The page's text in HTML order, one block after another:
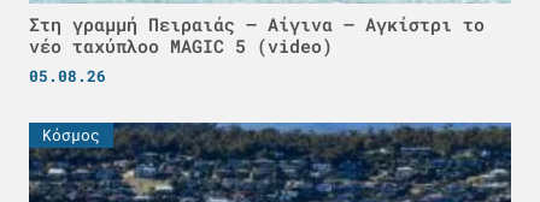
Στη γραμμή Πειραιάς – Αίγινα – Αγκίστρι το
νέο ταχύπλοο MAGIC 5 (video)
05.08.26
Κόσμος